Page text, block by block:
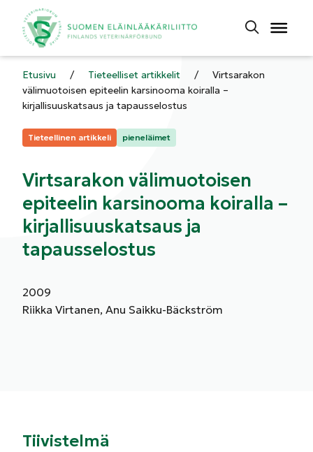
Etusivu / Tieteelliset artikkelit /
Virtsarakon
välimuotoisen epiteelin karsinooma koiralla –
kirjallisuuskatsaus ja tapausselostus
Kategoriat:
Tieteellinen artikkeli pieneläimet
Virtsarakon välimuotoisen
epiteelin karsinooma koiralla –
kirjallisuuskatsaus ja
tapausselostus
2009
Riikka Virtanen, Anu Saikku-Bäckström
Tiivistelmä